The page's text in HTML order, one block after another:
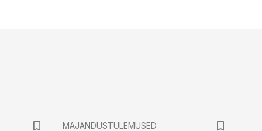
MAJANDUSTULEMUSED